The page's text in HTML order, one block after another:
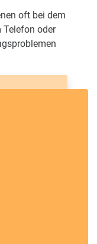
oft bei dem
Telefon oder